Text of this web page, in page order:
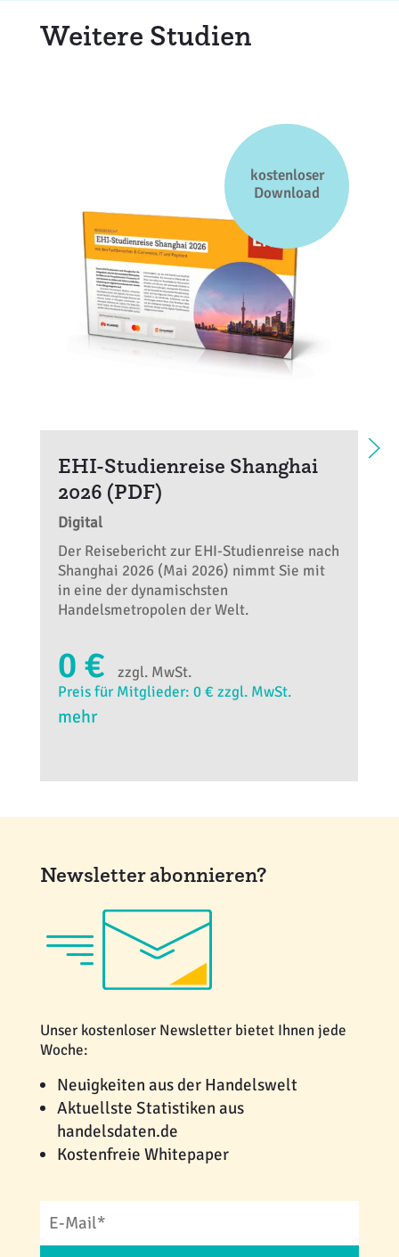
Weitere Studien
kostenloser
Download
EHI-Studienreise Shanghai
2026 (PDF)
Digital
Der Reisebericht zur EHI-Studienreise nach
Shanghai 2026 (Mai 2026) nimmt Sie mit
in eine der dynamischsten
Handelsmetropolen der Welt.
0 €
zzgl. MwSt.
Preis für Mitglieder: 0 € zzgl. MwSt.
mehr
Newsletter abonnieren?
Unser kostenloser Newsletter bietet Ihnen jede
Woche:
Neuigkeiten aus der Handelswelt
Aktuellste Statistiken aus
handelsdaten.de
Kostenfreie Whitepaper